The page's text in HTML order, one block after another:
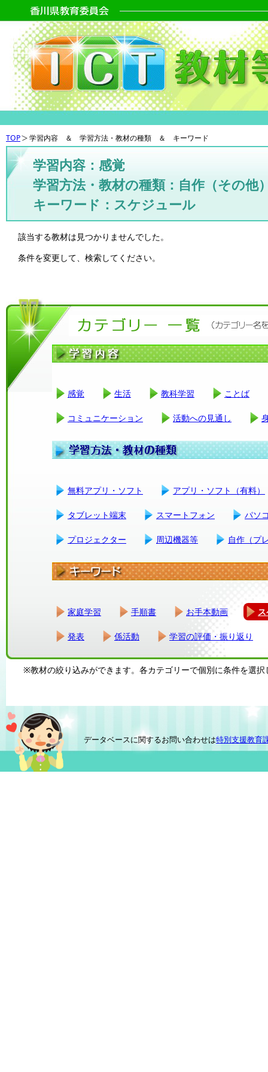
TOP 学習内容 ＆ 学習方法・教材の種類 ＆ キーワード
学習内容：感覚
学習方法・教材の種類：自作（その他
キーワード：スケジュール
該当する教材は見つかりませんでした。
条件を変更して、検索してください。
感覚 生活 教科学習 ことば
コミュニケーション 活動への見通し
無料アプリ・ソフト アプリ・ソフト（有料）
タブレット端末 スマートフォン パソ
プロジェクター 周辺機器等 自作（プ
家庭学習 手順書 お手本動画
発表 係活動 学習の評価・振り返り
※教材の絞り込みができます。各カテゴリーで個別に条件を選択
データベースに関するお問い合わせは特別支援教育